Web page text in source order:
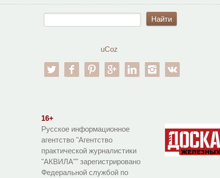
uCoz
twitter facebookpinterestgoogle-pllinkedin instagram
16+
Русское информационное
агентство "Агентство
практической журналистики
"АКВИЛА"" зарегистрировано
Федеральной службой по